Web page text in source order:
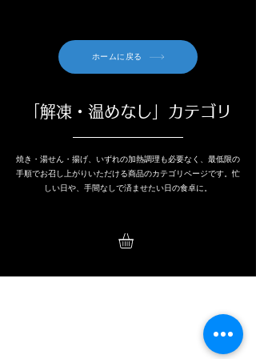
ホームに戻る
「解凍・温めなし」カテゴリ
焼き・湯せん・揚げ、いずれの加熱調理も必要なく、最低限の
手順でお召し上がりいただける商品のカテゴリページです。忙
しい日や、手間なしで済ませたい日の食卓に。